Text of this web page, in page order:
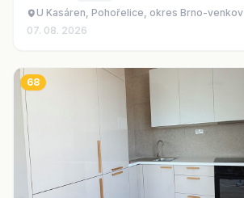
U Kasáren, Pohořelice, okres Brno-venkov
07. 08. 2026
68